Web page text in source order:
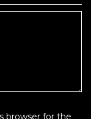
browser for the